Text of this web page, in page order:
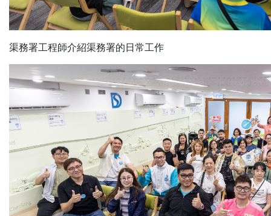
渠務署工程師介紹渠務署的日常工作